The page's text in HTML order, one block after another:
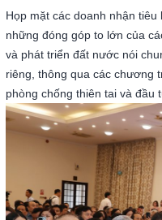
Họp mặt các doanh nhận
những đóng góp to lớn của
và phát triển đất nước nói
riêng, thông qua các chương
phòng chống thiên tai và đầu